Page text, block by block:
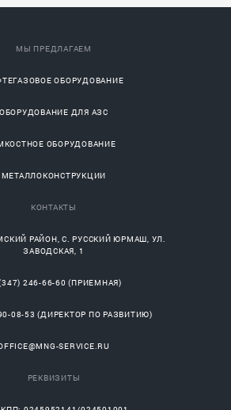
МЫ ПРЕДЛАГАЕМ
ОБОРУДОВАНИЕ
ОБОРУДОВАНИЕ ДЛЯ АЗС
ОБОРУДОВАНИЕ
МЕТАЛЛОКОНСТРУКЦИИ
КОНТАКТЫ
РАЙОН, С.РУССКИЙ ЮРМАШ, УЛ.
ЗАВОДСКАЯ, 1
246-66-60 (ПРИЕМНАЯ)
08-53 (ДИРЕКТОР ПО РАЗВИТИЮ)
SERVICE.RU
РЕКВИЗИТЫ